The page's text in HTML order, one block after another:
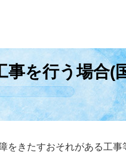
を行う場合(
きたすおそれがある工事